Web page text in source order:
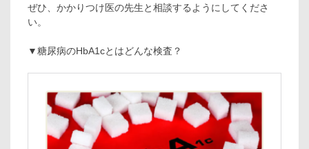
ぜひ、かかりつけ医の先生と相談するようにしてくださ
い。
▼糖尿病のHbA1cとはどんな検査？